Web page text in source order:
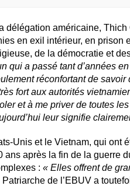
délégation américaine,
en exil intérieur, en prison
de la démocratie et
qui a passé tant d’années
réconfortant de savoir
fort aux autorités
et à me priver de toutes
leur signifie
Unis et le Vietnam, qui ont
ans après la fin de la guerre
: « Elles offrent de
Patriarche de l’EBUV a